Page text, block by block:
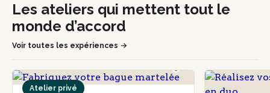
Les ateliers qui mettent tout le
monde d’accord
Voir toutes les expériences
Atelier privé